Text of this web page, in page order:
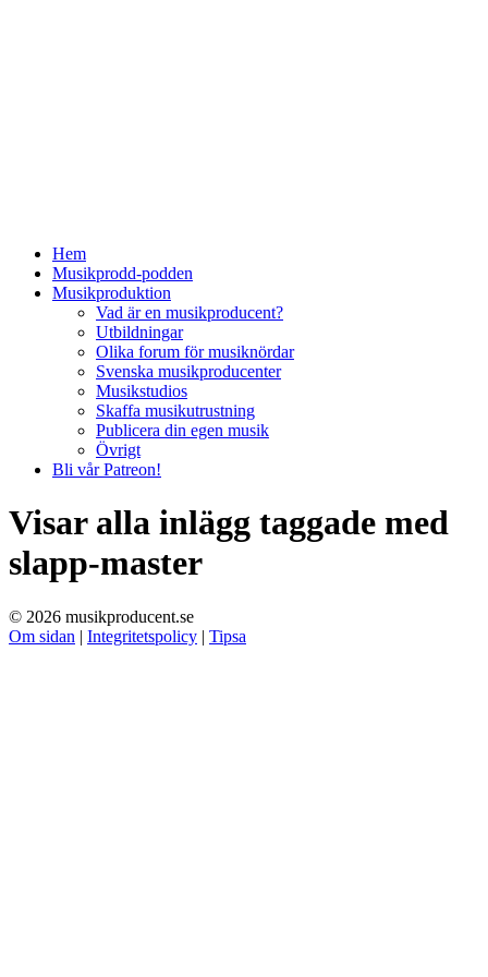
Hem
Musikprodd-podden
Musikproduktion
Vad är en musikproducent?
Utbildningar
Olika forum för musiknördar
Svenska musikproducenter
Musikstudios
Skaffa musikutrustning
Publicera din egen musik
Övrigt
Bli vår Patreon!
Visar alla inlägg taggade med
slapp-master
© 2026 musikproducent.se
Om sidan | Integritetspolicy | Tipsa